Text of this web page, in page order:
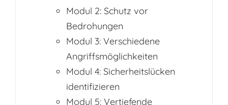
Modul 2: Schutz vor
Bedrohungen
Modul 3: Verschiedene
Angriffsmöglichkeiten
Modul 4: Sicherheitslücken
identifizieren
Modul 5: Vertiefende